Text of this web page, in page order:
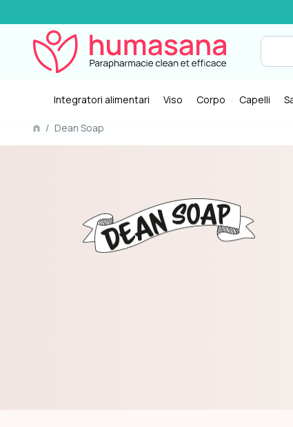
Integratori alimentari Viso Corpo Capelli
/ Dean Soap
animali: durante il
Fatto a mano: i saponi